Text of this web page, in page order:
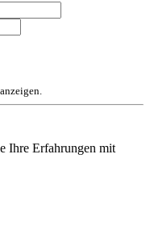
Ihre Erfahrungen mit